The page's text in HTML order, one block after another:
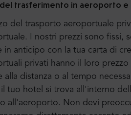
trasferimento in aeroporto e
del trasporto aeroportuale
I nostri prezzi sono fissi,
in anticipo con la tua carta di
privati hanno il loro
alla distanza o al tempo
tuo hotel si trova all'interno
all'aeroporto. Non devi